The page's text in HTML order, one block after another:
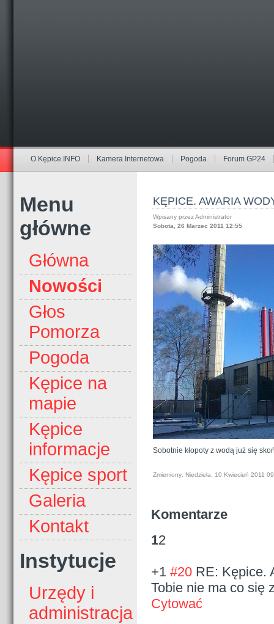
O Kępice.INFO Kamera Internetowa Pogoda Forum GP24
Menu
główne
Główna
Nowości
Głos
Pomorza
Pogoda
Kępice na
mapie
Kępice
informacje
Kępice sport
Galeria
Kontakt
Instytucje
Urzędy i
administracja
KĘPICE. AWARIA
Wpisany przez Administrator
Sobota, 26 Marzec 2011 12:55
Sobotnie kłopoty z wodą już się
Zmieniony: Niedziela, 10 Kwiecień 2011
Komentarze
12
+1 #20 RE: Kępice.
Tobie nie ma co się
Cytować